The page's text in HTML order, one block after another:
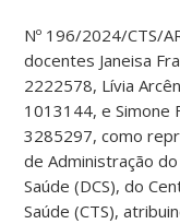
Nº 196/2024/CTS/
docentes Janeisa
2222578, Lívia
1013144, e Simone
3285297, como
de Administração
Saúde (DCS), do
Saúde (CTS),